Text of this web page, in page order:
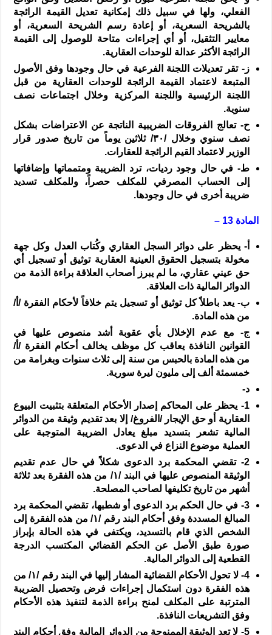
الفعلي، ولها في سبيل ذلك إمكانية تعديل القيمة الرائجة
بالشريحة السعرية، أو إعادة رسم الشريحة السعرية، أو
معايير التثقيل، أو أي إجراءات متاحة للوصول إلى القيمة
الرائجة الأكثر عدالة للوحدات العقارية.
‌ز-تقر تعديلات اللجنة الفرعية في حال وجودها وفق الأصول
المتبعة لاعتماد القيمة الرائجة للوحدات العقارية من قبل
اللجنة الرئيسية واللجنة المركزية وخلال اجتماعات نصف
سنوية.
‌ح-تعالج الفروقات الضريبية الناتجة عن الاعتراضات بشكل
نصف سنوي وخلال /٣٠/ ثلاثين يوماً من تاريخ صدور قرار
الوزير لاعتماد القيم الرائجة للعقارات.
‌ط- في حال وجود رديات، ترد الضريبة ومتمماتها وإضافاتها
إلى الحساب المصرفي للمكلف حصراً، وللمكلف تسديد
ضريبة أخرى في حال وجودها.
المادة 13 –
‌أ-يحظر على دوائر السجل العقاري وكُتاب العدل وكل جهة
مخولة بتسجيل الحقوق العينية العقارية توثيق أو تسجيل أي
حق عيني عقاري، ما لم يبرز أصحاب العلاقة براءة الذمة من
الدوائر المالية ذات العلاقة.
‌ب-يعد باطلاً كل توثيق أو تسجيل يتم خلافاً لأحكام الفقرة /أ/
من هذه المادة.
‌ج- مع عدم الإخلال بأي عقوبة أشد منصوص عليها في
القوانين النافذة يعاقب كل موظف يخالف أحكام الفقرة /أ/
من هذه المادة بالحبس من سنة إلى ثلاث سنوات وبغرامة من
خمسمئة ألف إلى مليون ليرة سورية.
‌د-
1-
يحظر على المحاكم إصدار الأحكام المتعلقة بتثبيت البيوع
العقارية أو حق الإيجار/ الفروغ/ إلا بعد تقديم وثيقة من الدوائر
المالية تشعر بتسديد مبلغ يعادل الضريبة المتوجبة على
العملية موضوع النزاع في الدعوى.
2-
تقضي المحكمة برد الدعوى شكلاً في حال عدم تقديم
الوثيقة المنصوص عليها في البند /١/ من هذه الفقرة بعد ثلاثة
أشهر من تاريخ تكليفها لصاحب المصلحة.
3- في حال الحكم برد الدعوى أو شطبها، تقضي المحكمة برد
المبالغ المسددة وفق أحكام البند رقم /١/ من هذه الفقرة إلى
الشخص الذي قام بالتسديد، ويكتفى في هذه الحالة بإبراز
صورة طبق الأصل عن الحكم القضائي المكتسب الدرجة
القطعية إلى الدوائر المالية.
4- لا تحول الأحكام القضائية المشار إليها في البند رقم /١/ من
هذه الفقرة دون استكمال إجراءات فرض وتحصيل الضريبة
المترتبة على المكلف لمنح براءة الذمة لتنفيذ هذه الأحكام
وفق التشريعات النافذة.
5- لا تعد الوثيقة الممنوحة من الدوائر المالية وفق أحكام البند